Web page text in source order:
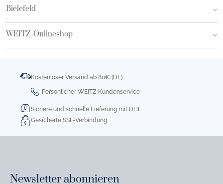
Bielefeld
WEITZ-Onlineshop
Kostenloser Versand ab 80€ (DE)
Persönlicher WEITZ Kundenservice
Sichere und schnelle Lieferung mit DHL
Gesicherte SSL-Verbindung
Newsletter abonnieren